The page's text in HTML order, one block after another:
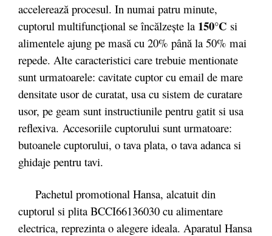
accelerează procesul. In numai patru minute,
cuptorul multifuncţional se încălzeşte la 150°C si
alimentele ajung pe masă cu 20% până la 50% mai
repede. Alte caracteristici care trebuie mentionate
sunt urmatoarele: cavitate cuptor cu email de mare
densitate usor de curatat, usa cu sistem de curatare
usor, pe geam sunt instructiunile pentru gatit si usa
reflexiva. Accesoriile cuptorului sunt urmatoare:
butoanele cuptorului, o tava plata, o tava adanca si
ghidaje pentru tavi.
Pachetul promotional Hansa, alcatuit din
cuptorul si plita BCCI66136030 cu alimentare
electrica, reprezinta o alegere ideala. Aparatul Hansa